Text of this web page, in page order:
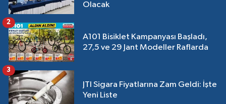
Olacak
A101 Bisiklet Kampanyası Başladı,
27,5 ve 29 Jant Modeller Raflarda
2
JTI Sigara Fiyatlarına Zam Geldi: İşte
Yeni Liste
3